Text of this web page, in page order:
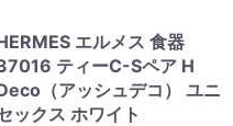
エルメス 食器
ティーC-Sペア H
（アッシュデコ） ユニ
ックス ホワイト